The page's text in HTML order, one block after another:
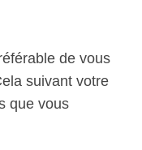
de vous
suivant votre
que vous